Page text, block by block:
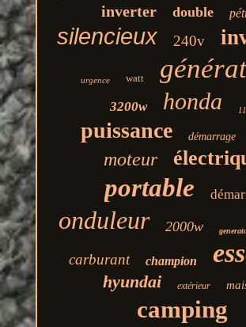
inverter double
silencieux 240v
urgence watt
3200w honda
puissance démarrage
moteur
portable
onduleur 2000w
carburant champion
hyundai extérieur
camping